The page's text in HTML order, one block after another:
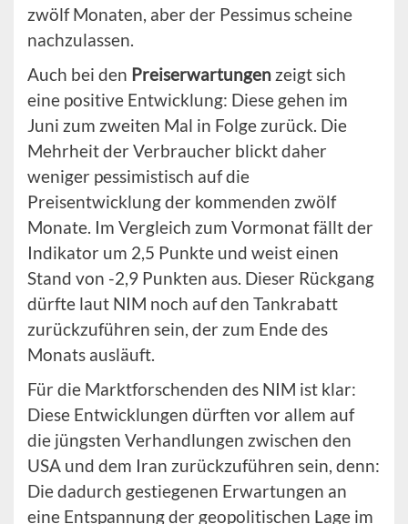
zwölf Monaten, aber der Pessimus scheine
nachzulassen.
Auch bei den Preiserwartungen zeigt sich
eine positive Entwicklung: Diese gehen im
Juni zum zweiten Mal in Folge zurück. Die
Mehrheit der Verbraucher blickt daher
weniger pessimistisch auf die
Preisentwicklung der kommenden zwölf
Monate. Im Vergleich zum Vormonat fällt der
Indikator um 2,5 Punkte und weist einen
Stand von -2,9 Punkten aus. Dieser Rückgang
dürfte laut NIM noch auf den Tankrabatt
zurückzuführen sein, der zum Ende des
Monats ausläuft.
Für die Marktforschenden des NIM ist klar:
Diese Entwicklungen dürften vor allem auf
die jüngsten Verhandlungen zwischen den
USA und dem Iran zurückzuführen sein, denn:
Die dadurch gestiegenen Erwartungen an
eine Entspannung der geopolitischen Lage im